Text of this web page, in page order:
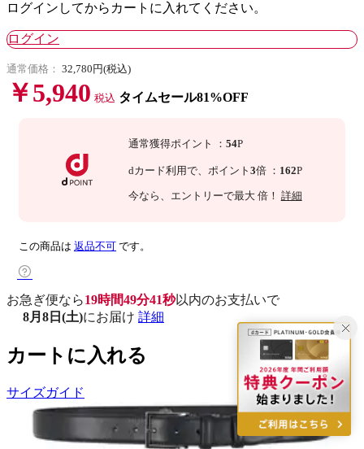
ログインしてからカートに入れてください。
ログイン
通常価格： 32,780円(税込)
￥5,940 税込 タイムセール81%OFF
通常獲得ポイント ： 54P
dカード利用で、 ポイント 3倍 ： 162P
今なら 、エントリーで最大 倍！ 詳細
この商品は 返品不可 です。
お急ぎ便なら19時間49分40秒以内のお支払いで
8月8日(土)にお届け 詳細
カートに入れる
サイズガイド